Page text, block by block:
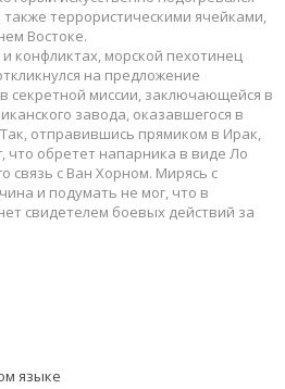
террористическими ячейками,
Востоке.
конфликтах, морской пехотинец
на предложение
секретной миссии, заключающейся в
завода, оказавшегося в
отправившись прямиком в Ирак,
что обретет напарника в виде Ло
связь с Ван Хорном. Мирясь с
и подумать не мог, что в
свидетелем боевых действий за
языке